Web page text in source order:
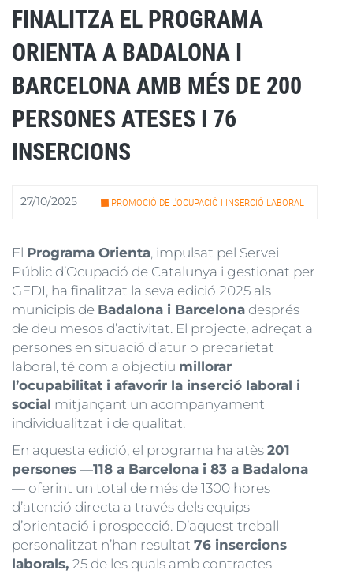
FINALITZA EL PROGRAMA
ORIENTA A BADALONA I
BARCELONA AMB MÉS DE 200
PERSONES ATESES I 76
INSERCIONS
27/10/2025 PROMOCIÓ DE L'OCUPACIÓ I INSERCIÓ LABORAL
El Programa Orienta, impulsat pel Servei
Públic d’Ocupació de Catalunya i gestionat per
GEDI, ha finalitzat la seva edició 2025 als
municipis de Badalona i Barcelona després
de deu mesos d’activitat. El projecte, adreçat a
persones en situació d’atur o precarietat
laboral, té com a objectiu millorar
l’ocupabilitat i afavorir la inserció laboral i
social mitjançant un acompanyament
individualitzat i de qualitat.
En aquesta edició, el programa ha atès 201
persones —118 a Barcelona i 83 a Badalona
— oferint un total de més de 1300 hores
d’atenció directa a través dels equips
d’orientació i prospecció. D’aquest treball
personalitzat n’han resultat 76 insercions
laborals, 25 de les quals amb contractes